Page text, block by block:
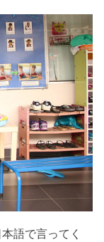
語で言ってく